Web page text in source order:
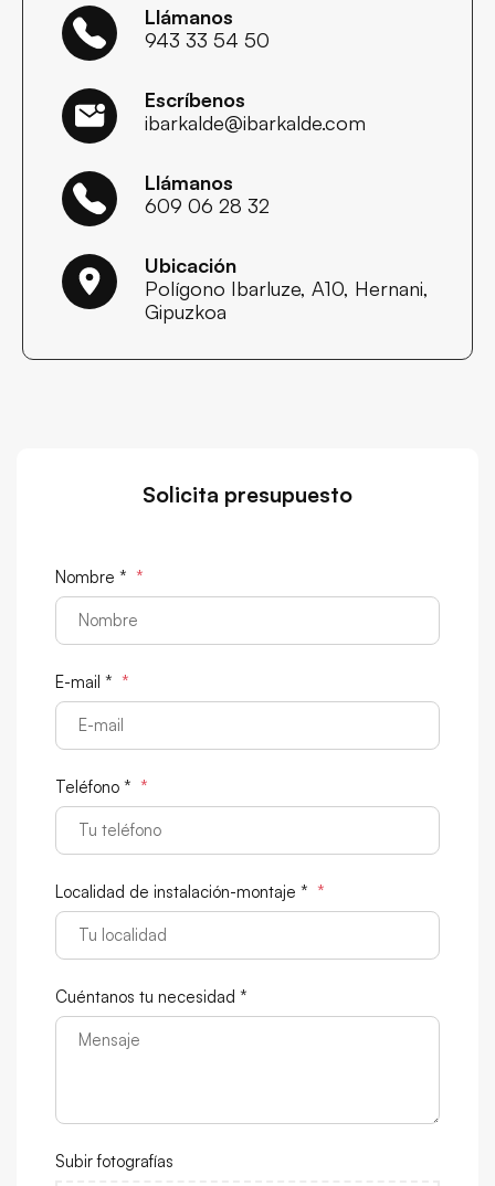
Llámanos
943 33 54 50
Escríbenos
ibarkalde@ibarkalde.com
Llámanos
609 06 28 32
Ubicación
Polígono Ibarluze, A10, Hernani,
Gipuzkoa
Solicita presupuesto
Nombre * *
E-mail * *
Teléfono * *
Localidad de instalación-montaje * *
Cuéntanos tu necesidad *
Subir fotografías